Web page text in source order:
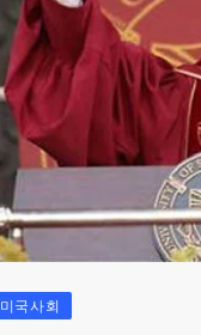
미국사회